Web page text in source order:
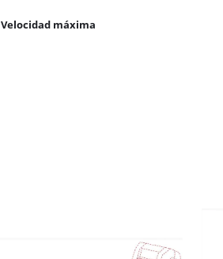
Velocidad máxima